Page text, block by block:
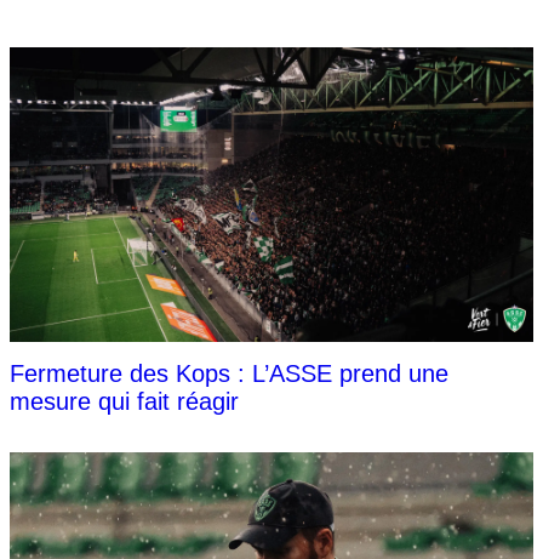
Fermeture des Kops : L’ASSE prend une
mesure qui fait réagir